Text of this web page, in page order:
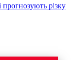
різку